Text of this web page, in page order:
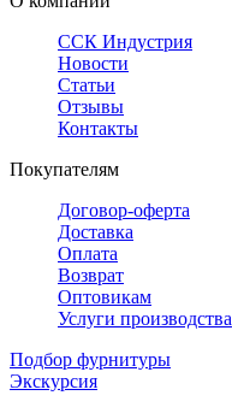
ССК Индустрия
Новости
Статьи
Отзывы
Контакты
Покупателям
Договор-оферта
Доставка
Оплата
Возврат
Оптовикам
Услуги производства
Подбор фурнитуры
Экскурсия